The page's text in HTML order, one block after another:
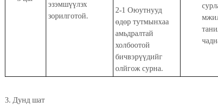
эзэмшүүлэх
зорилготой.
2-1 Оюутнууд
өдөр тутмынхаа
амьдралтай
холбоотой
бичвэрүүдийг
олйгож сурна.
3. Дунд шат